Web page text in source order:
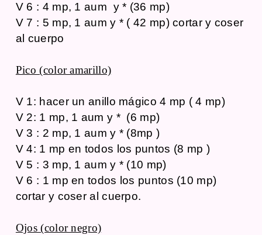
V 6 : 4 mp, 1 aum y * (36 mp)
V 7 : 5 mp, 1 aum y * ( 42 mp) cortar y coser
al cuerpo
Pico (color amarillo)
V 1: hacer un anillo mágico 4 mp ( 4 mp)
V 2: 1 mp, 1 aum y * (6 mp)
V 3 : 2 mp, 1 aum y * (8mp )
V 4: 1 mp en todos los puntos (8 mp )
V 5 : 3 mp, 1 aum y * (10 mp)
V 6 : 1 mp en todos los puntos (10 mp)
cortar y coser al cuerpo.
Ojos (color negro)